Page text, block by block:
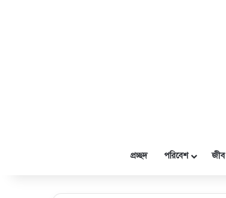
প্রচ্ছদ পরিবেশ জীব